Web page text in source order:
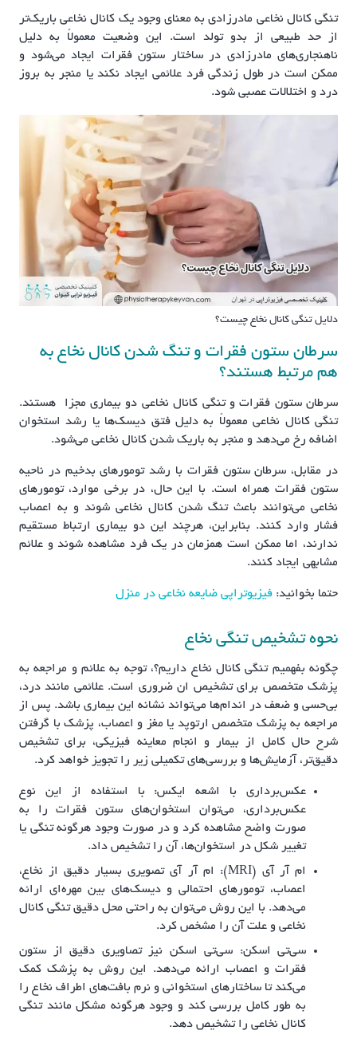
تنگی کانال نخاعی مادرزادی به معنای وجود یک کانال نخاعی باریک‌تر
از حد طبیعی از بدو تولد است. این وضعیت معمولاً به دلیل
ناهنجاری‌های مادرزادی در ساختار ستون فقرات ایجاد می‌شود و
ممکن است در طول زندگی فرد علائمی ایجاد نکند یا منجر به بروز
درد و اختلالات عصبی شود.
دلایل تنگی کانال نخاع چیست؟
سرطان ستون فقرات و تنگ شدن کانال نخاع به
هم مرتبط هستند؟
سرطان ستون فقرات و تنگی کانال نخاعی دو بیماری مجزا هستند.
تنگی کانال نخاعی معمولاً به دلیل فتق دیسک‌ها یا رشد استخوان
اضافه رخ می‌دهد و منجر به باریک شدن کانال نخاعی می‌شود.
در مقابل، سرطان ستون فقرات با رشد تومورهای بدخیم در ناحیه
ستون فقرات همراه است. با این حال، در برخی موارد، تومورهای
نخاعی می‌توانند باعث تنگ شدن کانال نخاعی شوند و به اعصاب
فشار وارد کنند. بنابراین، هرچند این دو بیماری ارتباط مستقیم
ندارند، اما ممکن است همزمان در یک فرد مشاهده شوند و علائم
مشابهی ایجاد کنند.
حتما بخوانید: فیزیوتراپی ضایعه نخاعی در منزل
نحوه تشخیص تنگی نخاع
چگونه بفهمیم تنگی کانال نخاع داریم؟، توجه به علائم و مراجعه به
پزشک متخصص برای تشخیص ان ضروری است. علائمی مانند درد،
بی‌حسی و ضعف در اندام‌ها می‌تواند نشانه این بیماری باشد. پس از
مراجعه به پزشک متخصص ارتوپد یا مغز و اعصاب، پزشک با گرفتن
شرح حال کامل از بیمار و انجام معاینه فیزیکی، برای تشخیص
دقیق‌تر، آزمایش‌ها و بررسی‌های تکمیلی زیر را تجویز خواهد کرد.
عکس‌برداری با اشعه ایکس: با استفاده از این نوع
عکس‌برداری، می‌توان استخوان‌های ستون فقرات را به
صورت واضح مشاهده کرد و در صورت وجود هرگونه تنگی یا
تغییر شکل در استخوان‌ها، آن را تشخیص داد.
ام آر آی (MRI): ام آر آی تصویری بسیار دقیق از نخاع،
اعصاب، تومورهای احتمالی و دیسک‌های بین مهره‌ای ارائه
می‌دهد. با این روش می‌توان به راحتی محل دقیق تنگی کانال
نخاعی و علت آن را مشخص کرد.
سی‌تی اسکن: سی‌تی اسکن نیز تصاویری دقیق از ستون
فقرات و اعصاب ارائه می‌دهد. این روش به پزشک کمک
می‌کند تا ساختارهای استخوانی و نرم بافت‌های اطراف نخاع را
به طور کامل بررسی کند و وجود هرگونه مشکل مانند تنگی
کانال نخاعی را تشخیص دهد.